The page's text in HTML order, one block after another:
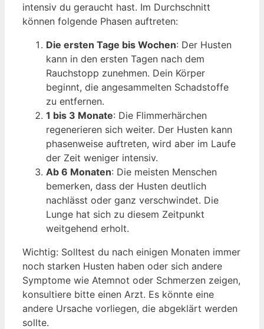
intensiv du geraucht hast. Im Durchschnitt
können folgende Phasen auftreten:
Die ersten Tage bis Wochen: Der Husten
kann in den ersten Tagen nach dem
Rauchstopp zunehmen. Dein Körper
beginnt, die angesammelten Schadstoffe
zu entfernen.
1 bis 3 Monate: Die Flimmerhärchen
regenerieren sich weiter. Der Husten kann
phasenweise auftreten, wird aber im Laufe
der Zeit weniger intensiv.
Ab 6 Monaten: Die meisten Menschen
bemerken, dass der Husten deutlich
nachlässt oder ganz verschwindet. Die
Lunge hat sich zu diesem Zeitpunkt
weitgehend erholt.
Wichtig: Solltest du nach einigen Monaten immer
noch starken Husten haben oder sich andere
Symptome wie Atemnot oder Schmerzen zeigen,
konsultiere bitte einen Arzt. Es könnte eine
andere Ursache vorliegen, die abgeklärt werden
sollte.